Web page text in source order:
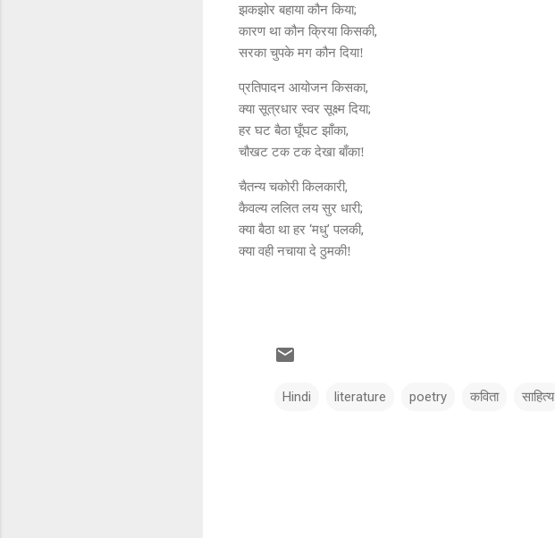
झकझोर बहाया कौन किया;
कारण था कौन क्रिया किसकी,
सरका चुपके मग कौन दिया!
प्रतिपादन आयोजन किसका,
क्या सूत्रधार स्वर सूक्ष्म दिया;
हर घट बैठा घूँघट झाँका,
चौखट टक टक देखा बाँका!
चैतन्य चकोरी किलकारी,
कैवल्य ललित लय सुर धारी;
क्या बैठा था हर ‘मधु’ पलकी,
क्या वही नचाया दे ठुमकी!
Hindi literature poetry कविता साहित्य